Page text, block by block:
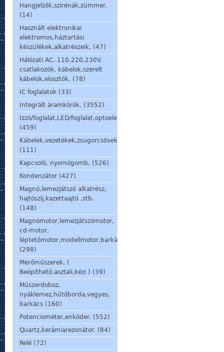
Hangjelzők,szirénák,zümmer.
(14)
Használt elektronikai
elektromos,háztartási
készülékek,alkatrészeik. (47)
Hálózati AC. 110,220,230V.
csatlakozók, kábelok,szerelt
kábelok,elosztók. (78)
IC foglalatok (33)
Integrált áramkörök. (3552)
Izzó/foglalat,LED/foglalat,optoelem,kijelző,jelzőlámpa.
(459)
Kábelek,vezetékek,zsugorcsövek,szigetelőcsövek.
(111)
Kapcsoló, nyomógomb. (526)
Kondenzátor (427)
Magnó,lemezjátszó alkatrész,
hajtószíj,kazettaajtó ,stb.
(148)
Magnómotor,lemezjátszómotor,
cd-motor,
léptetőmotor,modellmotor,barkácsmotor.
(298)
Mérőműszerek. (
Beépíthető,asztali,kézi ) (39)
Műszerdoboz,
nyáklemez,hűtőborda,vegyes,
barkács (160)
Potenciométer,enkóder. (552)
Quartz,kerámiarezonátor. (84)
Relé (72)